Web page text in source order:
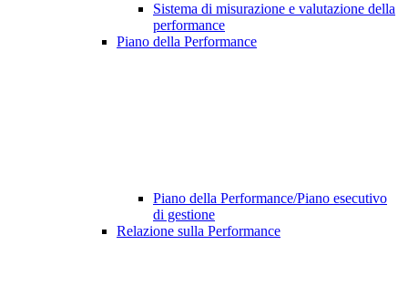
Sistema di misurazione e valutazione della
performance
Piano della Performance
Piano della Performance/Piano esecutivo
di gestione
Relazione sulla Performance